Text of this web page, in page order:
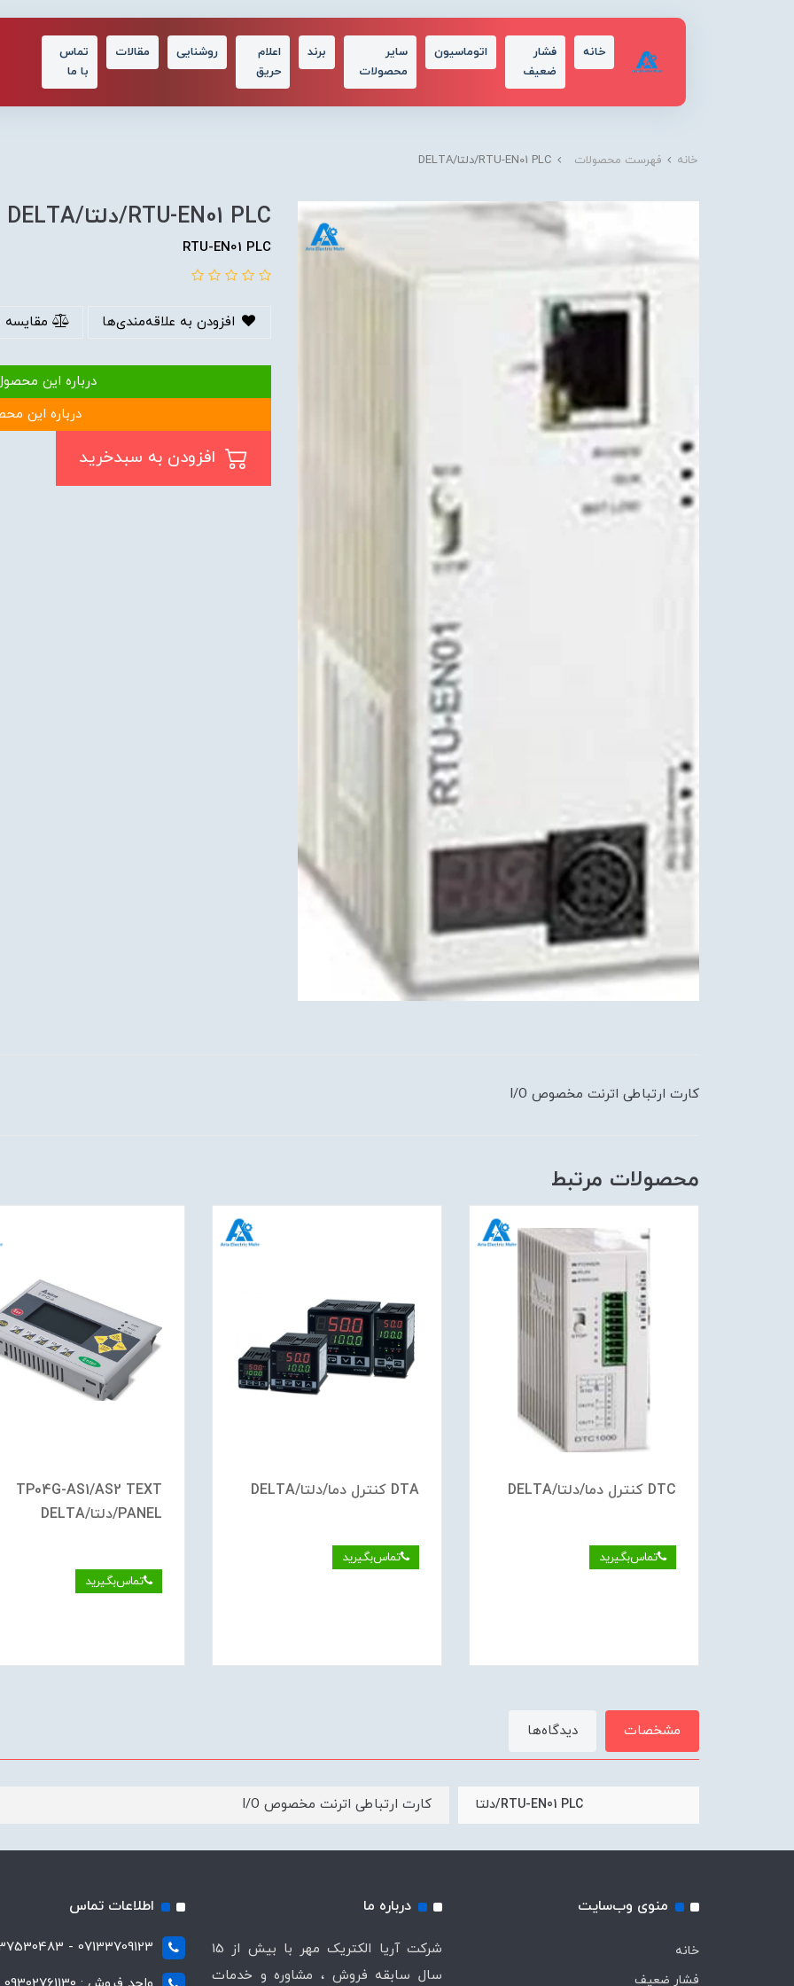
خانه
فشار
ضعیف
اتوماسیون
سایر
محصولات
برند
اعلام
حریق
روشنایی مقالات
تماس
با ما
خانه فهرست محصولات RTU-EN01 PLC/دلتا/DELTA
RTU-EN01 PLC/دلتا/DELTA
RTU-EN01 PLC
درباره این
درباره این
کارت ارتباطی اترنت مخصوص I/O
محصولات مرتبط
DTC کنترل دما/دلتا/DELTA
تماس‌بگیرید
DTA کنترل دما/دلتا/DELTA
تماس‌بگیرید
TP04G-AS1/AS2 TEXT
PANEL/دلتا/DELTA
تماس‌بگیرید
مشخصات دیدگاه‌ها
RTU-EN01 PLC/دلتا کارت ارتباطی اترنت مخصوص I/O
منوی وب‌سایت
خانه
فشار ضعیف
درباره ما
شرکت آریا الکتریک مهر با بیش از 15
سال سابقه فروش ، مشاوره و خدمات
اطلاعات تماس
07133709123 - 07137530483